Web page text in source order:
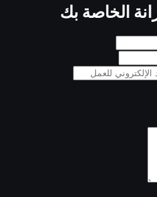
الخاصة بك